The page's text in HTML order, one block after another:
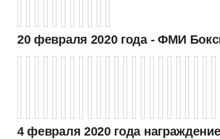
20 февраля 2020 года - ФМИ
4 февраля 2020 года